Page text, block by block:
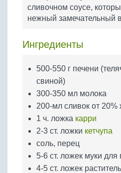
Бобовые
Яйца
сливочном соусе,
нежный замечательный
Ингредиенты
500-550 г печени
свиной)
300-350 мл молока
200-мл сливок от 20%
1 ч. ложка карри
2-3 ст. ложки кетчупа
соль, перец
5-6 ст. ложек муки для
4-5 ст. ложек